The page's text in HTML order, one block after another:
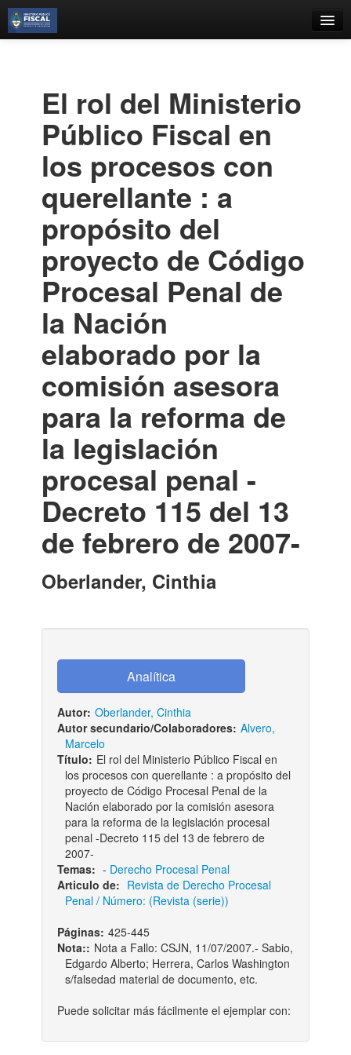
Estantes Virtuales
Contacto
Iniciar sesión
El rol del Ministerio
Público Fiscal en
los procesos con
querellante : a
propósito del
proyecto de Código
Procesal Penal de
la Nación
elaborado por la
comisión asesora
para la reforma de
la legislación
procesal penal -
Decreto 115 del 13
de febrero de 2007-
Oberlander, Cinthia
Autor: Oberlander, Cinthia
Autor secundario/Colaboradores: Alvero,
Marcelo
Título: El rol del Ministerio Público Fiscal en
los procesos con querellante : a propósito del
proyecto de Código Procesal Penal de la
Nación elaborado por la comisión asesora
para la reforma de la legislación procesal
penal -Decreto 115 del 13 de febrero de
2007-
Temas: - Derecho Procesal Penal
Articulo de: Revista de Derecho Procesal
Penal / Número: (Revista (serie))
Páginas: 425-445
Nota:: Nota a Fallo: CSJN, 11/07/2007.- Sabio,
Edgardo Alberto; Herrera, Carlos Washington
s/falsedad material de documento, etc.
Puede solicitar más fácilmente el ejemplar con: